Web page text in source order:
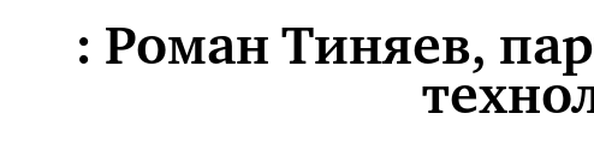
: Роман Тиняев,